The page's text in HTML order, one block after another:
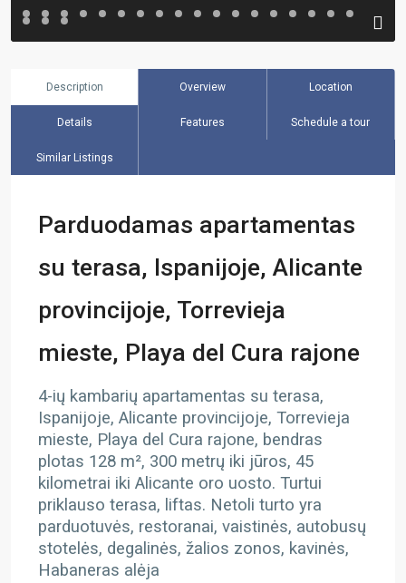
Description Overview Location
Details Features Schedule a tour
Similar Listings
Parduodamas apartamentas
su terasa, Ispanijoje, Alicante
provincijoje, Torrevieja
mieste, Playa del Cura rajone
4-ių kambarių apartamentas su terasa,
Ispanijoje, Alicante provincijoje, Torrevieja
mieste, Playa del Cura rajone, bendras
plotas 128 m², 300 metrų iki jūros, 45
kilometrai iki Alicante oro uosto. Turtui
priklauso terasa, liftas. Netoli turto yra
parduotuvės, restoranai, vaistinės, autobusų
stotelės, degalinės, žalios zonos, kavinės,
Habaneras alėja